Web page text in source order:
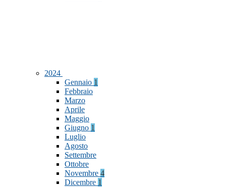
2024
Gennaio 1
Febbraio
Marzo
Aprile
Maggio
Giugno 1
Luglio
Agosto
Settembre
Ottobre
Novembre 4
Dicembre 1